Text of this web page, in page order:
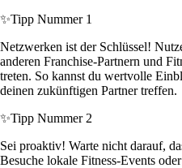
✨Tipp Nummer 1
Netzwerken ist der Schlüssel!
anderen Franchise-Partnern und
treten. So kannst du wertvolle
deinen zukünftigen Partner treffen.
✨Tipp Nummer 2
Sei proaktiv! Warte nicht darauf,
Besuche lokale Fitness-Events